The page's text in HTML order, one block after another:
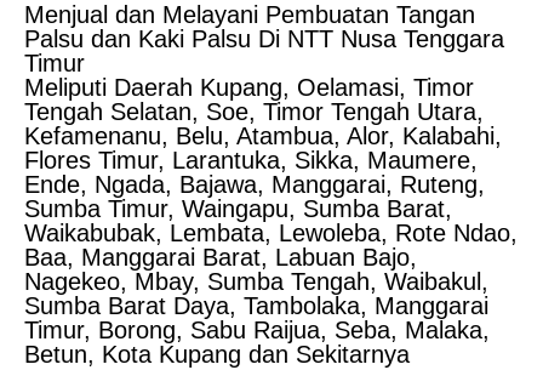
Menjual dan Melayani Pembuatan Tangan
Palsu dan Kaki Palsu Di NTT Nusa Tenggara
Timur
Meliputi Daerah Kupang, Oelamasi, Timor
Tengah Selatan, Soe, Timor Tengah Utara,
Kefamenanu, Belu, Atambua, Alor, Kalabahi,
Flores Timur, Larantuka, Sikka, Maumere,
Ende, Ngada, Bajawa, Manggarai, Ruteng,
Sumba Timur, Waingapu, Sumba Barat,
Waikabubak, Lembata, Lewoleba, Rote Ndao,
Baa, Manggarai Barat, Labuan Bajo,
Nagekeo, Mbay, Sumba Tengah, Waibakul,
Sumba Barat Daya, Tambolaka, Manggarai
Timur, Borong, Sabu Raijua, Seba, Malaka,
Betun, Kota Kupang dan Sekitarnya